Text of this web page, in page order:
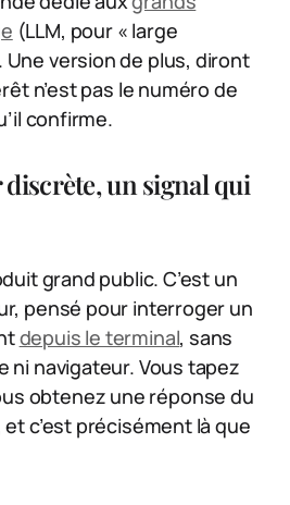
(LLM, pour « large
Une version de plus, diront
n’est pas le numéro de
confirme.
un signal qui
grand public. C’est un
pensé pour interroger un
depuis le terminal, sans
ni navigateur. Vous tapez
obtenez une réponse du
c’est précisément là que